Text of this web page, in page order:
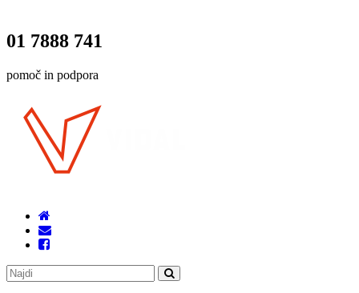
01 7888 741
pomoč in podpora